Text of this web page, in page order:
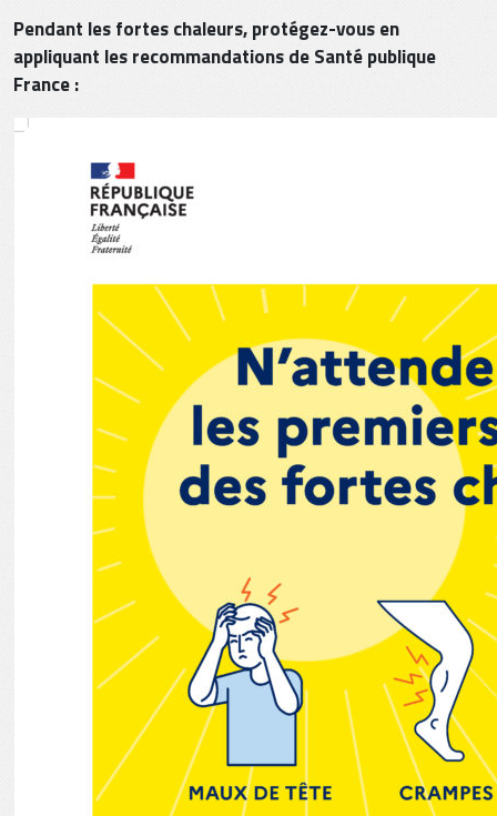
Pendant les fortes chaleurs, protégez-vous en
appliquant les recommandations de Santé publique
France :